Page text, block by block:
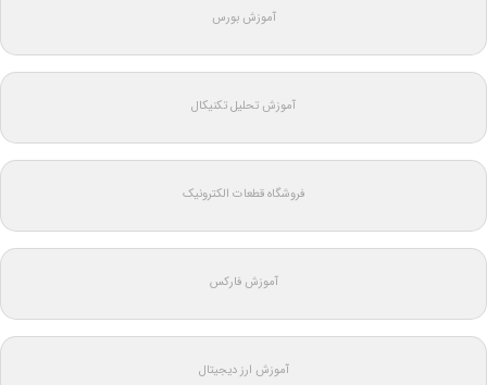
آموزش بورس
آموزش تحلیل تکنیکال
فروشگاه قطعات الکترونیک
آموزش فارکس
آموزش ارز دیجیتال